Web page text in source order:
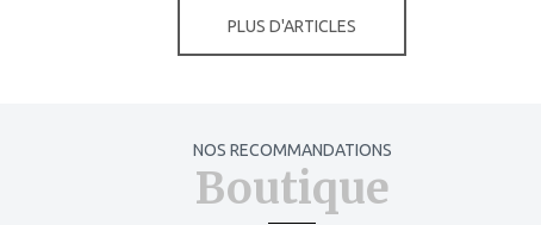
PLUS D'ARTICLES
NOS RECOMMANDATIONS
Boutique